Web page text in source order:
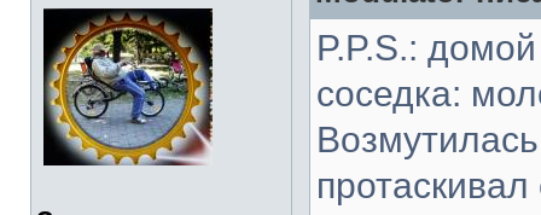
P.P.S.:
соседка: